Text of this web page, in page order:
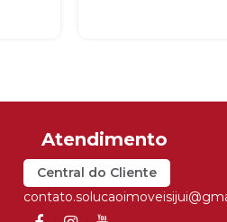
Central do Cliente